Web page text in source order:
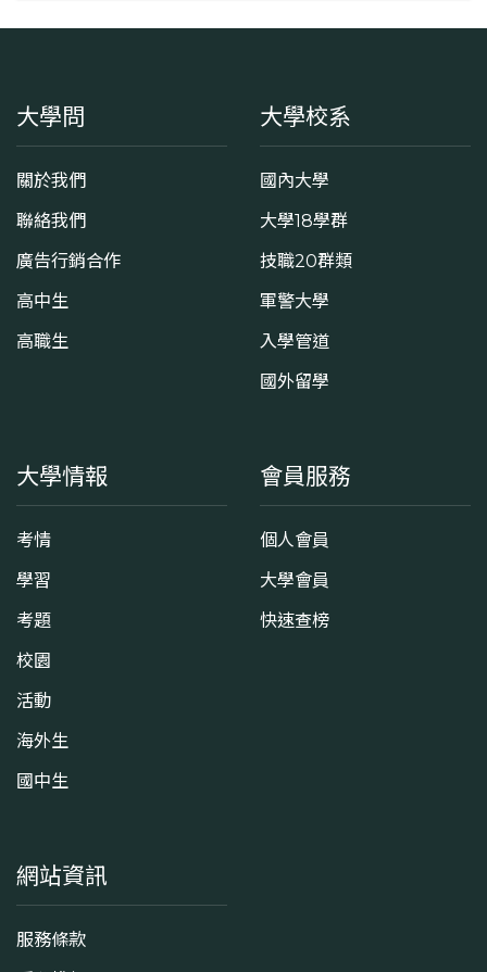
大學問
關於我們
聯絡我們
廣告行銷合作
高中生
高職生
大學校系
國內大學
大學18學群
技職20群類
軍警大學
入學管道
國外留學
大學情報
考情
學習
考題
校園
活動
海外生
國中生
會員服務
個人會員
大學會員
快速查榜
網站資訊
服務條款